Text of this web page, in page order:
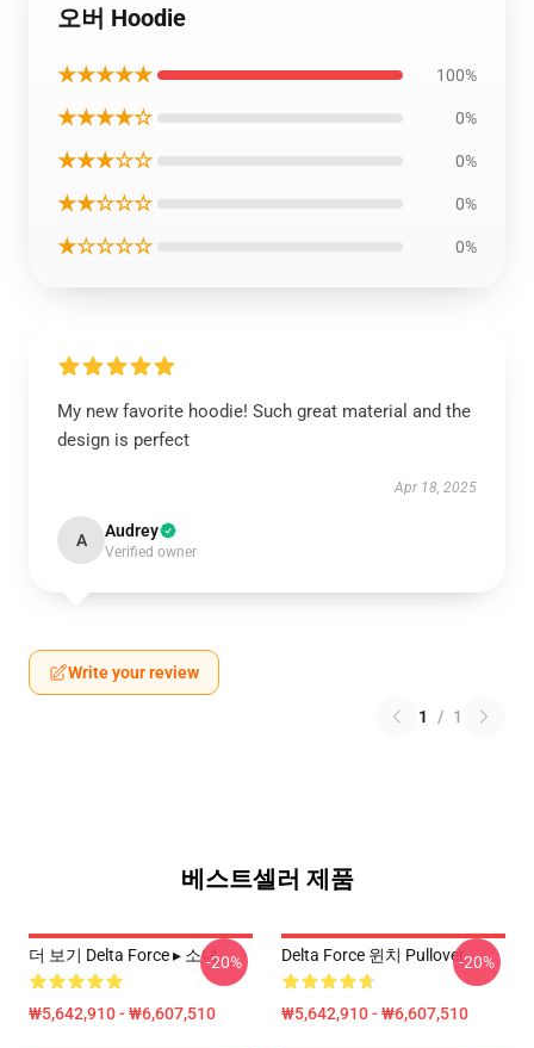
오버 Hoodie
★★★★★ 100%
★★★★☆ 0%
★★★☆☆ 0%
★★☆☆☆ 0%
★☆☆☆☆ 0%
My new favorite hoodie! Such great material and the
design is perfect
Apr 18, 2025
A Audrey
Verified owner
Write your review
1 / 1
베스트셀러 제품
더 보기 Delta Force ▸ 소녀
₩5,642,910 - ₩6,607,510
-20% Delta Force 윈치 Pullover
₩5,642,910 - ₩6,607,510
-20%